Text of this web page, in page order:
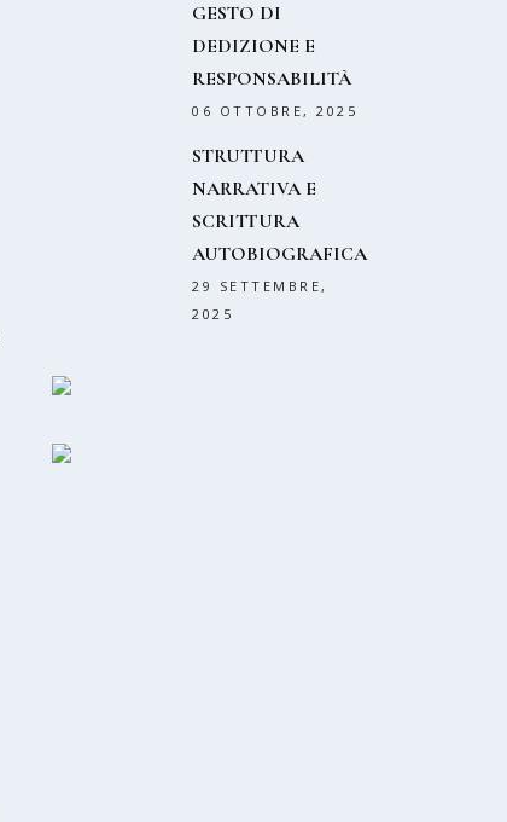
GESTO DI
DEDIZIONE E
RESPONSABILITÀ
06 OTTOBRE, 2025
STRUTTURA
NARRATIVA E
SCRITTURA
AUTOBIOGRAFICA
29 SETTEMBRE,
2025